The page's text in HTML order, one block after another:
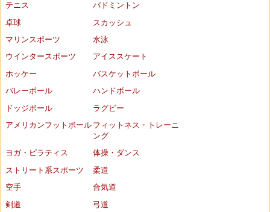
テニス
バドミントン
卓球
スカッシュ
マリンスポーツ
水泳
ウインタースポーツ
アイススケート
ホッケー
バスケットボール
バレーボール
ハンドボール
ドッジボール
ラグビー
アメリカンフットボール フィットネス・トレーニ
ング
ヨガ・ピラティス
体操・ダンス
ストリート系スポーツ
柔道
空手
合気道
剣道
弓道